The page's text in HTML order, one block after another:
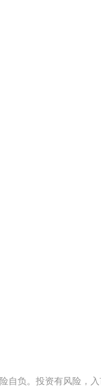
自负。投资有风险，入